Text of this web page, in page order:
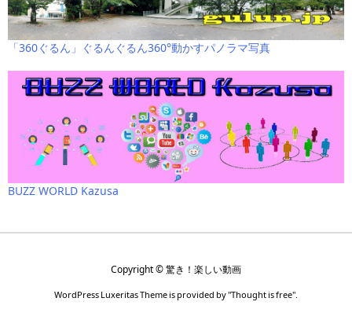
「360ぐるん」ぐるんぐるん360°動かすパノラマ写真
BUZZ WORLD Kazusa
Copyright ©驚き！楽しい動画
WordPress Luxeritas Theme is provided by "Thought is free".